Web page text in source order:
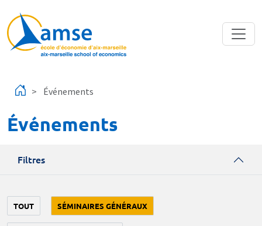
Événements
Événements
Filtres
TOUT SÉMINAIRES GÉNÉRAUX